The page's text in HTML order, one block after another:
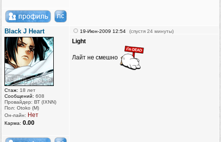
Black J Heart
Стаж: 18 лет
Сообщений: 608
Провайдер: ВТ (IXNN)
Пол: Otoko (M)
Он-лайн: Нет
Карма: 0.00
19-Июн-2009 12:54 (спустя 24 минуты)
Light
Лайт не смешно